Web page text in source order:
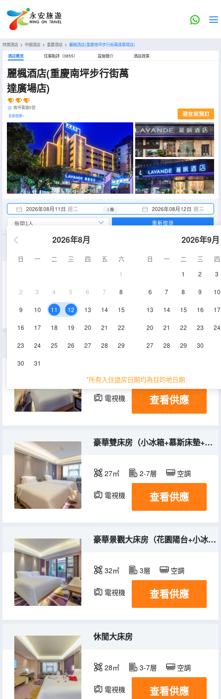
特價酒店 > 中國酒店 > 重慶酒店 > 麗楓酒店(重慶南坪步行街萬達廣場店)
酒店概览 住客點評（3855） 設施簡介 酒店政策
麗楓酒店(重慶南坪步行街萬
達廣場店)
南坪東路5號
全部設施> 現在就預訂
2026年08月11日 週二 2026年08月12日 週三
1 晚
2026年8月
日 一 二 三 四 五
六
1
2 3 4 5 6 7 8
9 10 11 12 13 14 15
16 17 18 19 20 21 22
23 24 25 26 27 28 29
30 31
2026年9月
日 一 二 三
四
1
2 3
6 7 8 9 10
13 14 15 16 17
20 21 22 23 24
27 28 29 30
*所有入住退房日期均為目的地日期
重新搜尋
空調
25㎡ 2-3層 空調
電視機 冰箱
查看供應
豪華雙床房（小冰箱+慕斯床墊+空氣淨化器）
27㎡ 2-7層 空調
電視機 冰箱
查看供應
豪華景觀大床房（花園陽台+小冰箱+慕斯床墊）
32㎡ 3層 空調
電視機 冰箱
查看供應
休閒大床房
28㎡ 3-7層 空調
電視機 冰箱
查看供應